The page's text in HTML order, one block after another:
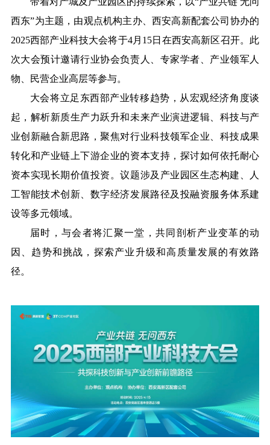
西东”为主题，由观点机构主办、西安高新配套公司协办的
2025西部产业科技大会将于4月15日在西安高新区召开。此
次大会预计邀请行业协会负责人、专家学者、产业领军人
物、民营企业高层等参与。
大会将立足东西部产业转移趋势，从宏观经济角度谈
起，解析新质生产力跃升和未来产业演进逻辑、科技与产
业创新融合新思路，聚焦对行业科技领军企业、科技成果
转化和产业链上下游企业的资本支持，探讨如何依托耐心
资本实现长期价值投资。议题涉及产业园区生态构建、人
工智能技术创新、数字经济发展路径及投融资服务体系建
设等多元领域。
届时，与会者将汇聚一堂，共同剖析产业变革的动
因、趋势和挑战，探索产业升级和高质量发展的有效路
径。